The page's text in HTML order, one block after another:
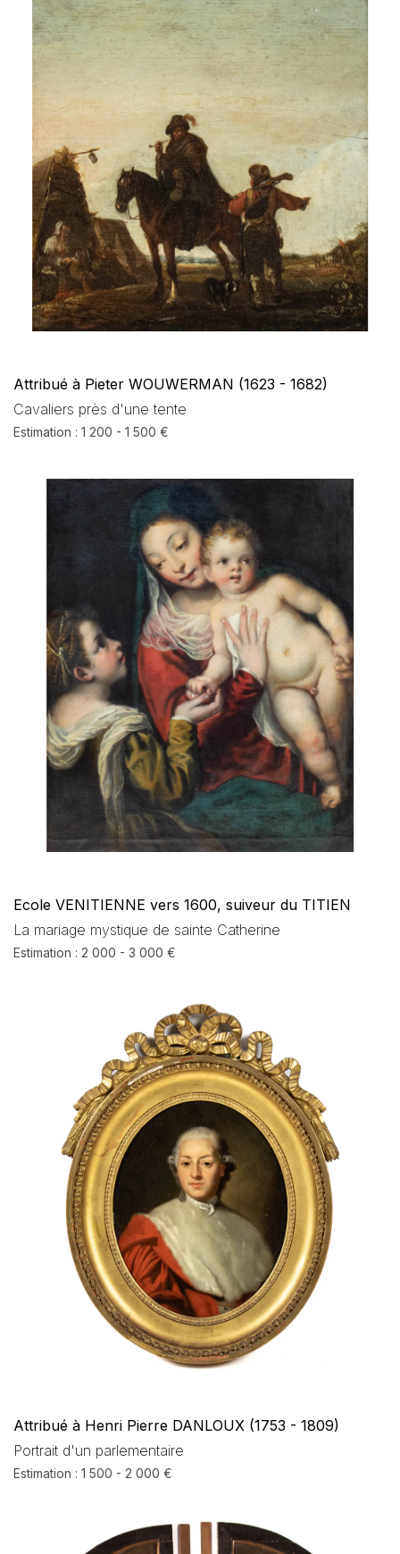
Attribué à Pieter WOUWERMAN (1623 - 1682)
Cavaliers près d'une tente
Estimation : 1 200 - 1 500 €
Ecole VENITIENNE vers 1600, suiveur du TITIEN
La mariage mystique de sainte Catherine
Estimation : 2 000 - 3 000 €
Attribué à Henri Pierre DANLOUX (1753 - 1809)
Portrait d'un parlementaire
Estimation : 1 500 - 2 000 €